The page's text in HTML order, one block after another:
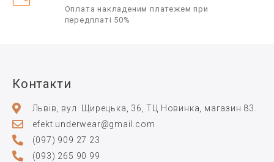
Оплата накладеним платежем при
передплаті 50%
Контакти
Львів, вул. Щирецька, 36, ТЦ Новинка, магазин 83.
efekt.underwear@gmail.com
(097) 909 27 23
(093) 265 90 99